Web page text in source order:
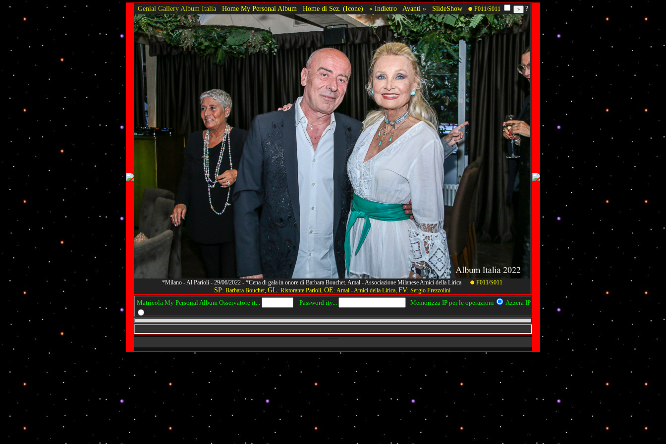
Genial Gallery Album Italia Home My Personal Album Home di Sez. (Icone) « Indietro Avanti » SlideShow F011/S011 ?
*Milano - Al Parioli - 29/06/2022 - *Cena di gala in onore di Barbara Bouchet. Amal - Associazione Milanese Amici della Lirica F011/S011
SP: Barbara Bouchet, GL: Ristorante Parioli, OE: Amal - Amici della Lirica, FV: Sergio Frezzolini
Matricola My Personal Album Osservatore it... Password ity... Memorizza IP per le operazioni Azzera IP